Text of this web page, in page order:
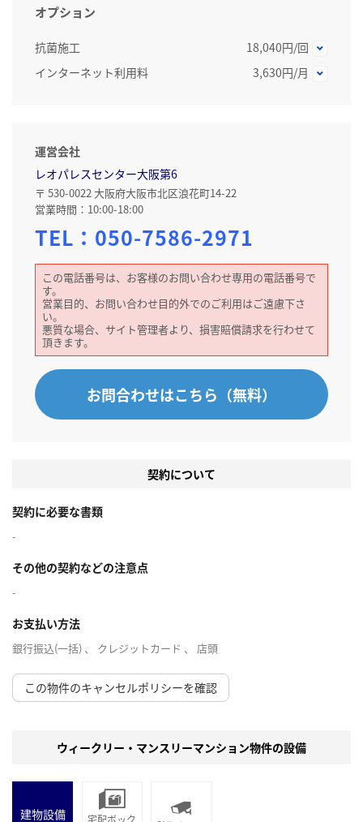
オプション
抗菌施工
18,040円/回
インターネット利用料
3,630円/月
運営会社
レオパレスセンター大阪第6
〒 530-0022 大阪府大阪市北区浪花町14-22
営業時間：10:00-18:00
TEL： 050-7586-2971
この電話番号は、お客様のお問い合わせ専用の電話番号で
す。
営業目的、お問い合わせ目的外でのご利用はご遠慮下さ
い。
悪質な場合、サイト管理者より、損害賠償請求を行わせて
頂きます。
お問合わせはこちら（無料）
契約について
契約に必要な書類
-
その他の契約などの注意点
-
お支払い方法
銀行振込(一括) 、 クレジットカード 、 店頭
この物件のキャンセルポリシーを確認
ウィークリー・マンスリーマンション物件の設備
建物設備 宅配ボック